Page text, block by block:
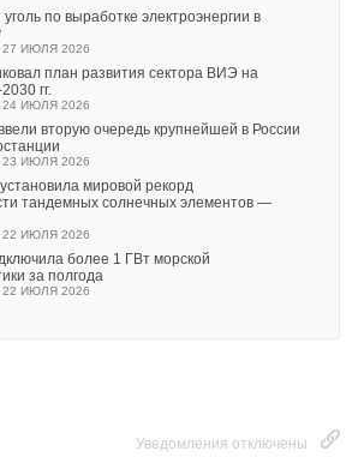
по выработке электроэнергии в
ИЮЛЯ 2026
план развития сектора ВИЭ на
гг.
ИЮЛЯ 2026
вторую очередь крупнейшей в России
ИЮЛЯ 2026
мировой рекорд
тандемных солнечных элементов —
ИЮЛЯ 2026
более 1 ГВт морской
за полгода
ИЮЛЯ 2026
Уведомления отключены
существенно снижает вес
важно при реконструкции зданий.
характеристики плит позволяют
либо ветрозащитного покрытия, что
пожаробезопасность всей
того, решения двойной плотности
утепления, так как помогают
когда нижний (мягкий) слой двухслойного
или уложен со швами более 2 мм. Это
теплопотерям по сравнению
которых плотность наружного слоя 80